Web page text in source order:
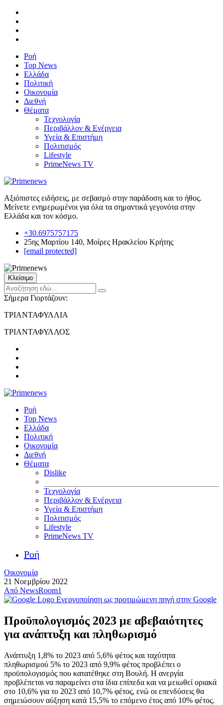
Ροή
Top News
Ελλάδα
Πολιτική
Οικονομία
Διεθνή
Θέματα
Τεχνολογία
Περιβάλλον & Ενέργεια
Υγεία & Επιστήμη
Πολιτισμός
Lifestyle
PrimeNews TV
Αξιόπιστες ειδήσεις, με σεβασμό στην παράδοση και το ήθος.
Μείνετε ενημερωμένοι για όλα τα σημαντικά γεγονότα στην
Ελλάδα και τον κόσμο.
+30.6975757175
25ης Μαρτίου 140, Μοίρες Ηρακλείου Κρήτης
[email protected]
Κλείσιμο
Σήμερα Γιορτάζουν:
ΤΡΙΑΝΤΑΦΥΛΛΙΑ
ΤΡΙΑΝΤΑΦΥΛΛΟΣ
Ροή
Top News
Ελλάδα
Πολιτική
Οικονομία
Διεθνή
Θέματα
Dislike
Τεχνολογία
Περιβάλλον & Ενέργεια
Υγεία & Επιστήμη
Πολιτισμός
Lifestyle
PrimeNews TV
Ροή
Οικονομία
21 Νοεμβρίου 2022
Από NewsRoom1
Ενεργοποίηση ως προτιμώμενη πηγή στην Google
Προϋπολογισμός 2023 με αβεβαιότητες
για ανάπτυξη και πληθωρισμό
Ανάπτυξη 1,8% το 2023 από 5,6% φέτος και ταχύτητα
πληθωρισμού 5% το 2023 από 9,9% φέτος προβλέπει ο
προϋπολογισμός που κατατέθηκε στη Βουλή. Η ανεργία
προβλέπεται να παραμείνει στα ίδια επίπεδα και να μειωθεί οριακά
στο 10,6% για το 2023 από 10,7% φέτος, ενώ οι επενδύσεις θα
σημειώσουν αύξηση κατά 15,5% το επόμενο έτος από 10% φέτος.